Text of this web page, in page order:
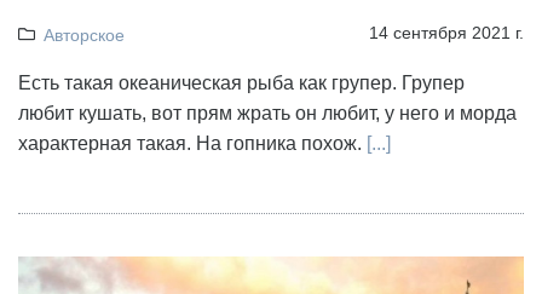
Авторское 14 сентября 2021 г.
Есть такая океаническая рыба как групер. Групер
любит кушать, вот прям жрать он любит, у него и морда
характерная такая. На гопника похож. [...]